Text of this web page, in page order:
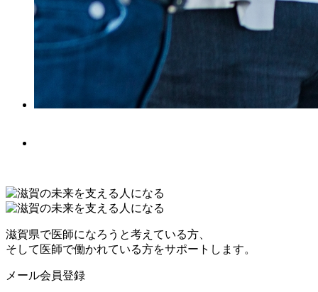
滋賀県で医師になろうと考えている方、
そして医師で働かれている方をサポートします。
メール会員登録